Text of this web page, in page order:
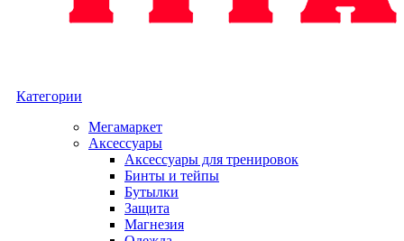
Категории
Мегамаркет
Аксессуары
Аксессуары для тренировок
Бинты и тейпы
Бутылки
Защита
Магнезия